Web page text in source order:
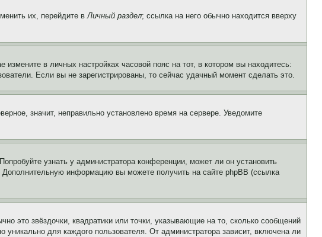
их, перейдите вЛичный раздел; ссылка на него обычно находится вверху
в личных настройках часовой пояс на тот, в котором вы находитесь:
Если вы не зарегистрированы, то сейчас удачный момент сделать это.
значит, неправильно установлено время на сервере. Уведомите
узнать у администратора конференции, может ли он установить
Дополнительную информацию вы можете получить на сайте phpBB (ссылка
это звёздочки, квадратики или точки, указывающие на то, сколько сообщений
для каждого пользователя. От администратора зависит, включена ли